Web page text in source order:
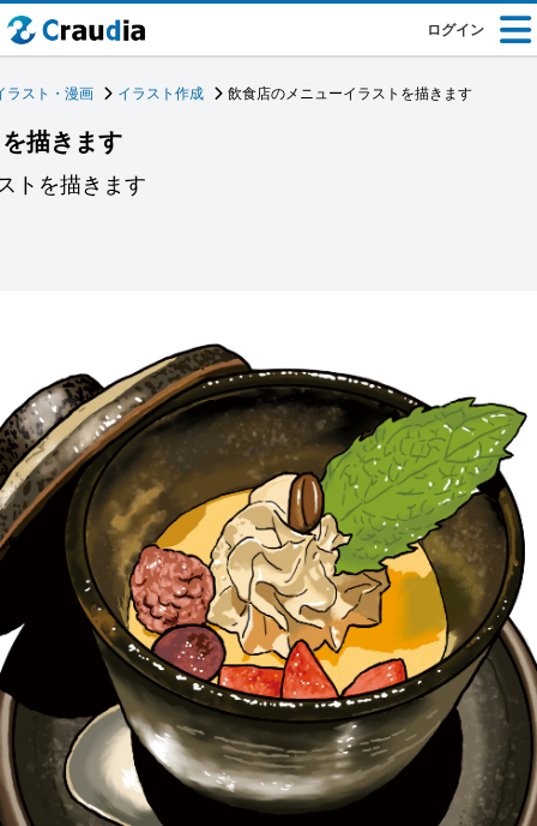
ログイン
ラスト・漫画 イラスト作成 飲食店のメニューイラストを描きます
描きます
トを描きます